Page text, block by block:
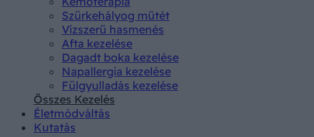
Szürkehályog műtét
Vízszerű hasmenés
Afta kezelése
Dagadt boka kezelése
Napallergia kezelése
Fülgyulladás kezelése
Összes Kezelés
Életmódváltás
Kutatás